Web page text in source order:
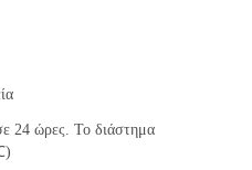
24 ώρες. Το διάστημα